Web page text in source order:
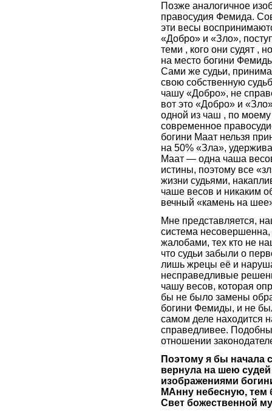
Позже аналогичное
правосудия Фемида.
эти весы
«Добро» и «Зло»,
теми , кого они судят ,
на место богини
Сами же судьи,
свою собственную
чашу «Добро», не
вот это «Добро» и
одной из чаш , по
современное
богини Маат нельзя
на 50% «Зла»,
Маат — одна чаша
истины, поэтому все
жизни судьями,
чаше весов и никаким
вечный «камень на
Мне представляется,
система несовершенна,
жалобами, тех кто не
что судьи забыли о
лишь жрецы её и
несправедливые
чашу весов, которая
бы не было замены
богини Фемиды, и не
самом деле находится
справедливее.
отношении
Поэтому я бы начала
вернула на шею
изображениями
МАнну небесную, тем
Свет божественной